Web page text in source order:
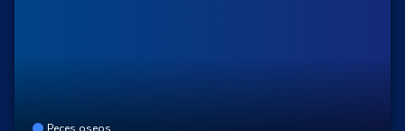
Peces oseos